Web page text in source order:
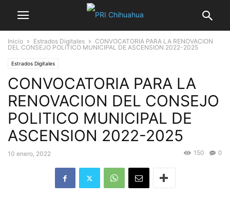
Inicio Estrados Digitales
CONVOCATORIA PARA LA RENOVACION
DEL CONSEJO POLITICO MUNICIPAL DE ASCENSION 2022-2025
Estrados Digitales
CONVOCATORIA PARA LA
RENOVACION DEL CONSEJO
POLITICO MUNICIPAL DE
ASCENSION 2022-2025
10 enero, 2022 0
150